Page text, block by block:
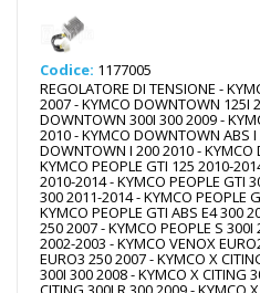
Codice: 1177005
REGOLATORE DI TENSIONE -
2007 - KYMCO DOWNTOWN 125I
DOWNTOWN 300I 300 2009 -
2010 - KYMCO DOWNTOWN ABS
DOWNTOWN I 200 2010 -
KYMCO PEOPLE GTI 125 2010-
2010-2014 - KYMCO PEOPLE GTI
300 2011-2014 - KYMCO PEOPLE
KYMCO PEOPLE GTI ABS E4 300
250 2007 - KYMCO PEOPLE S
2002-2003 - KYMCO VENOX
EURO3 250 2007 - KYMCO X
300I 300 2008 - KYMCO X CITING